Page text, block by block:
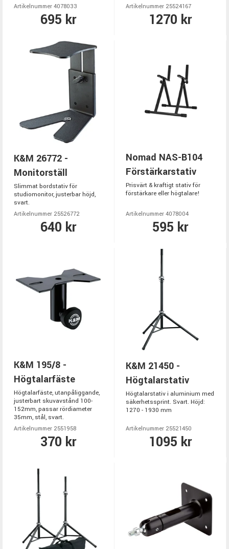
Artikelnummer 4078033
695 kr
Artikelnummer 25524167
1270 kr
K&M 26772 -
Monitorställ
Slimmat bordstativ för
studiomonitor, justerbar höjd,
svart.
Artikelnummer 25526772
640 kr
Nomad NAS-B104
Förstärkarstativ
Prisvärt & kraftigt stativ för
förstärkare eller högtalare!
Artikelnummer 4078004
595 kr
K&M 195/8 -
Högtalarfäste
Högtalarfäste, utanpåliggande,
justerbart skuvavstånd 100-
152mm, passar rördiameter
35mm, stål, svart.
Artikelnummer 2551958
370 kr
K&M 21450 -
Högtalarstativ
Högtalarstativ i aluminium med
säkerhetssprint. Svart. Höjd:
1270 - 1930 mm
Artikelnummer 25521450
1095 kr